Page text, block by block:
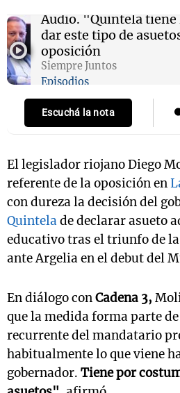
Audio. "Quintela tiene
dar este tipo de
oposición
Siempre Juntos
Episodios
Escuchá la nota
El legislador riojano Diego
referente de la oposición en
con dureza la decisión del
Quintelade declarar asueto
educativo tras el triunfo de
ante Argelia en el debut del
En diálogo conCadena 3,
que la medida forma parte
recurrente del mandatario
habitualmente lo que viene
gobernador. Tiene por